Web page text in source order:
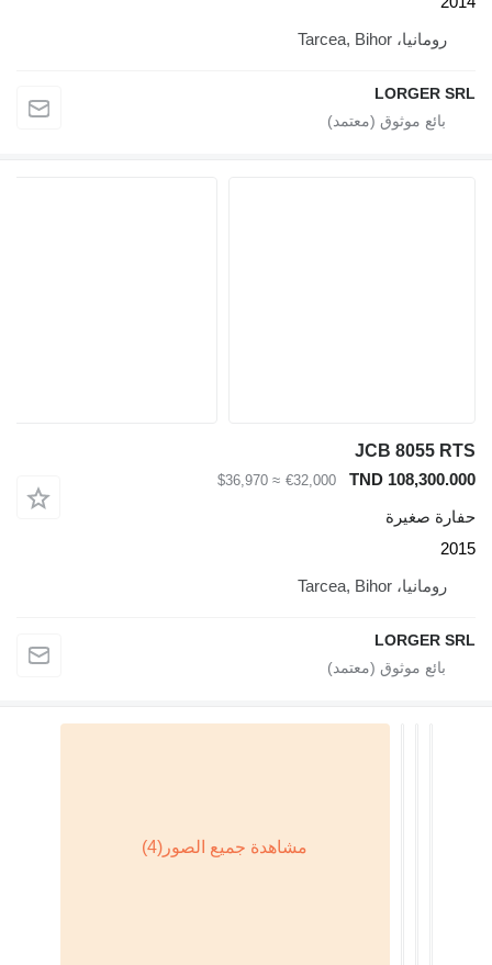
رومانيا، Tarcea, Bihor
LORGER
JCB 8055
TND
€32,000
≈ $36,970
صغيرة
رومانيا، Tarcea, Bihor
LORGER